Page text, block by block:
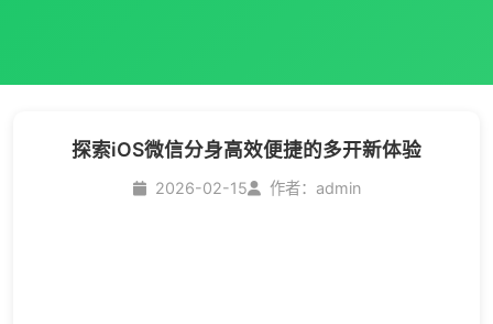
探索iOS微信分身高效便捷的多开新体验
2026-02-15 作者：admin